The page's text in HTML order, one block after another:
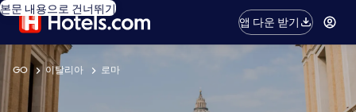
본문 내용으로 건너뛰기
앱 다운 받기
GO 이탈리아 로마